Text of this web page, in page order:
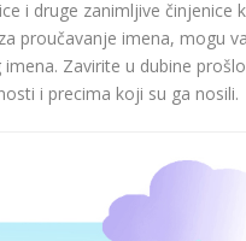
i druge zanimljive činjenice
proučavanje imena, mogu
Zavirite u dubine
i precima koji su ga nosili.